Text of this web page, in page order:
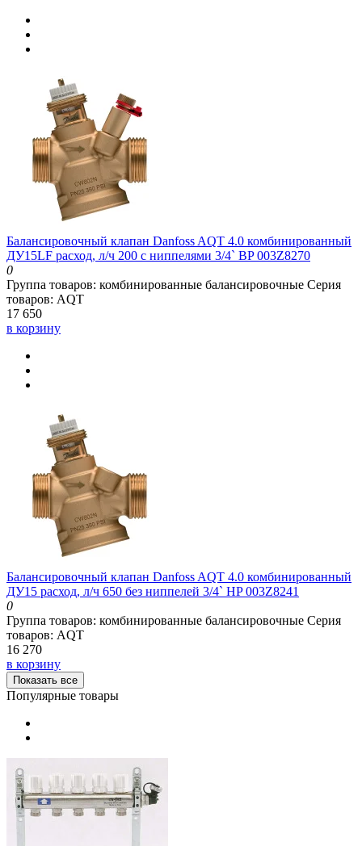
Балансировочный клапан Danfoss AQT 4.0 комбинированный
ДУ15LF расход, л/ч 200 с ниппелями 3/4` BP 003Z8270
0
Группа товаров: комбинированные балансировочные Серия
товаров: AQT
17 650
в корзину
Балансировочный клапан Danfoss AQT 4.0 комбинированный
ДУ15 расход, л/ч 650 без ниппелей 3/4` HP 003Z8241
0
Группа товаров: комбинированные балансировочные Серия
товаров: AQT
16 270
в корзину
Показать все
Популярные товары